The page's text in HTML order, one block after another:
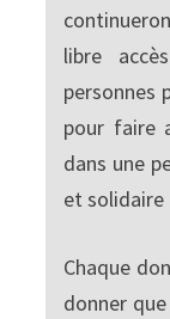
libre
personnes
pour faire
dans une
et solidaire
Chaque
donner